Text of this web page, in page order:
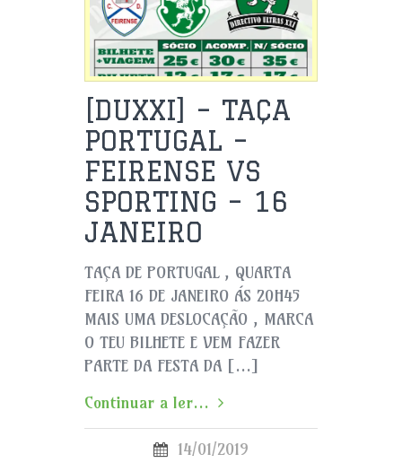
[DUXXI] – TAÇA
PORTUGAL –
FEIRENSE VS
SPORTING – 16
JANEIRO
TAÇA DE PORTUGAL , QUARTA
FEIRA 16 DE JANEIRO ÁS 20H45
MAIS UMA DESLOCAÇÃO , MARCA
O TEU BILHETE E VEM FAZER
PARTE DA FESTA DA […]
Continuar a ler...
14/01/2019